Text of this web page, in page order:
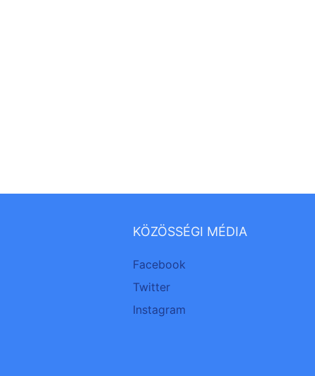
KÖZÖSSÉGI MÉDIA
Facebook
Twitter
Instagram